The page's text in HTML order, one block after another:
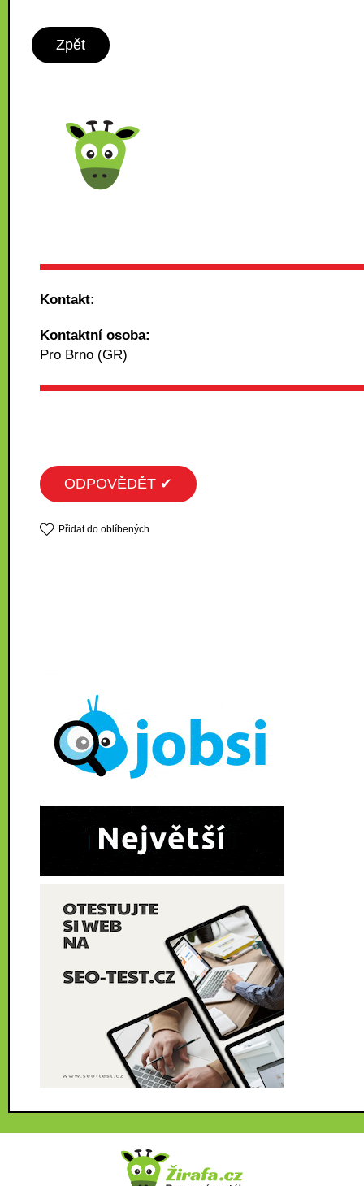
Zpět
Kontakt:
Kontaktní osoba:
Pro Brno (GR)
ODPOVĚDĚT ✔
Přidat do oblíbených